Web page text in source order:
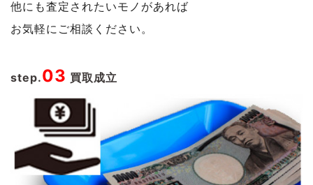
他にも査定されたいモノがあれば
お気軽にご相談ください。
step.03 買取成立